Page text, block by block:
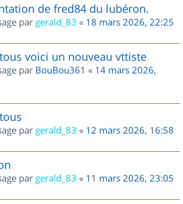
de fred84 du lubéron.
par gerald_83 « 18 mars 2026, 22:25
voici un nouveau vttiste
par BouBou361 « 14 mars 2026,
par gerald_83 « 12 mars 2026, 16:58
par gerald_83 « 11 mars 2026, 23:05